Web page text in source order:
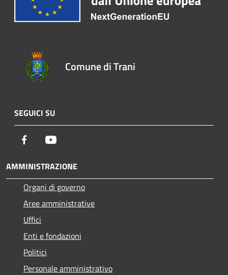
Comune di Trani
SEGUICI SU
Facebook
AMMINISTRAZIONE
Organi di governo
Aree amministrative
Uffici
Enti e fondazioni
Politici
Personale amministrativo